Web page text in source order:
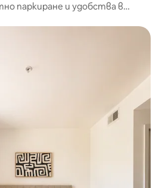
паркиране и удобства в